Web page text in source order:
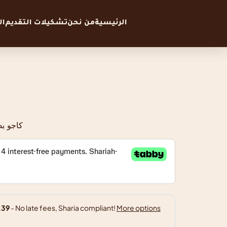
الرئيسيةمن نحنتشكيلات التقديم
كاجو